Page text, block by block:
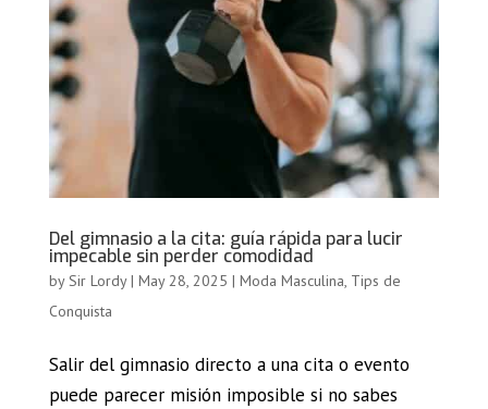
Del gimnasio a la cita: guía rápida para lucir
impecable sin perder comodidad
bySir Lordy| May 28, 2025 | Moda Masculina, Tips de
Conquista
Salir del gimnasio directo a una cita o evento
puede parecer misión imposible si no sabes